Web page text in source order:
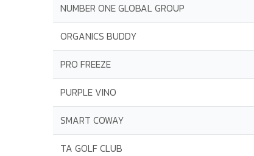
NUMBER ONE GLOBAL GROUP
ORGANICS BUDDY
PRO FREEZE
PURPLE VINO
SMART COWAY
TA GOLF CLUB